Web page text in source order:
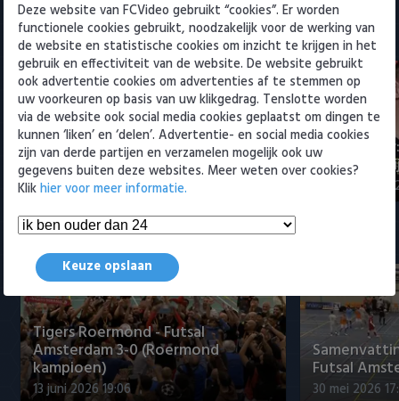
Eredivisie
Maak kennis met Sami
Bouhoudane (Cambuur)
5 augustus 2026 20:45
Joris
Ahead te
5 augustus
Samenvattingen Eredivisie
Tigers Roermond - Futsal
Amsterdam 3-0 (Roermond
kampioen)
13 juni 2026 19:06
Futsal
30 mei 2026
Deze website van FCVideo gebruikt “cookies”. Er worden
functionele cookies gebruikt, noodzakelijk voor de werking van
de website en statistische cookies om inzicht te krijgen in het
gebruik en effectiviteit van de website. De website gebruikt
ook advertentie cookies om advertenties af te stemmen op
uw voorkeuren op basis van uw klikgedrag. Tenslotte worden
via de website ook social media cookies geplaatst om dingen te
kunnen ‘liken’ en ‘delen’. Advertentie- en social media cookies
zijn van derde partijen en verzamelen mogelijk ook uw
gegevens buiten deze websites. Meer weten over cookies?
Klikhier voor meer informatie.
Keuze opslaan